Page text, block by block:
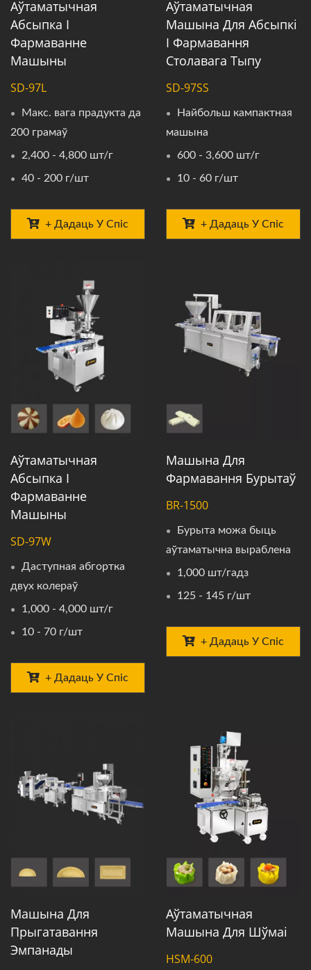
Аўтаматычная
Абсыпка І
Фармаванне
Машыны
SD-97L
Макс. вага прадукта да
200 грамаў
2,400 - 4,800 шт/г
40 - 200 г/шт
+ Дадаць У Спіс
Аўтаматычная
Машына Для Абсыпкі
І Фармавання
Столавага Тыпу
SD-97SS
Найбольш кампактная
машына
600 - 3,600 шт/г
10 - 60 г/шт
+ Дадаць У Спіс
Аўтаматычная
Абсыпка І
Фармаванне
Машыны
SD-97W
Даступная абгортка
двух колераў
1,000 - 4,000 шт/г
10 - 70 г/шт
+ Дадаць У Спіс
Машына Для
Фармавання Бурытаў
BR-1500
Бурыта можа быць
аўтаматычна выраблена
1,000 шт/гадз
125 - 145 г/шт
+ Дадаць У Спіс
Машына Для
Прыгатавання
Эмпанады
Аўтаматычная
Машына Для Шўмаі
HSM-600